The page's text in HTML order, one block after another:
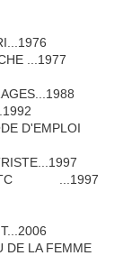
...1977
D'EMPLOI
ETC ...1997
DE LA FEMME